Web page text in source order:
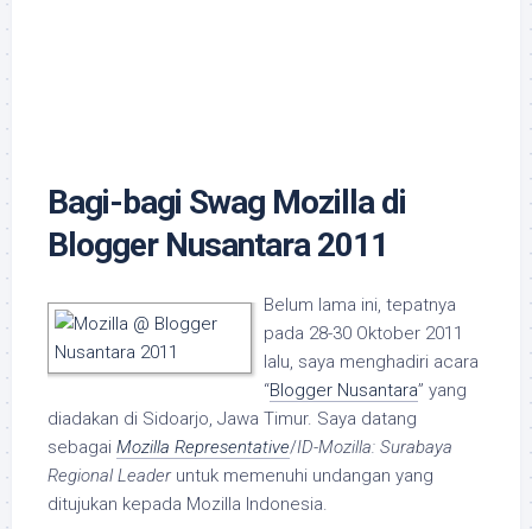
Bagi-bagi Swag Mozilla di
Blogger Nusantara 2011
Belum lama ini, tepatnya
pada 28-30 Oktober 2011
lalu, saya menghadiri acara
“Blogger Nusantara” yang
diadakan di Sidoarjo, Jawa Timur. Saya datang
sebagai Mozilla Representative/ID-Mozilla: Surabaya
Regional Leaderuntuk memenuhi undangan yang
ditujukan kepada Mozilla Indonesia.